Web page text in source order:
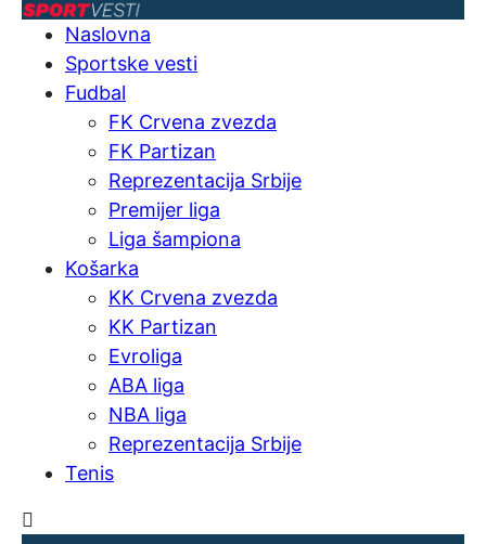
Naslovna
Sportske vesti
Fudbal
FK Crvena zvezda
FK Partizan
Reprezentacija Srbije
Premijer liga
Liga šampiona
Košarka
KK Crvena zvezda
KK Partizan
Evroliga
ABA liga
NBA liga
Reprezentacija Srbije
Tenis